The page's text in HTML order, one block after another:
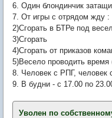
6. Один блондинчик
7. От игры с отрядом жду :
2)Сгорать в БТРе под
3)Сгорать
4)Сгорать от приказов
5)Весело проводить время
8. Человек с РПГ, человек
9. В будни - с 17.00 по
Уволен по